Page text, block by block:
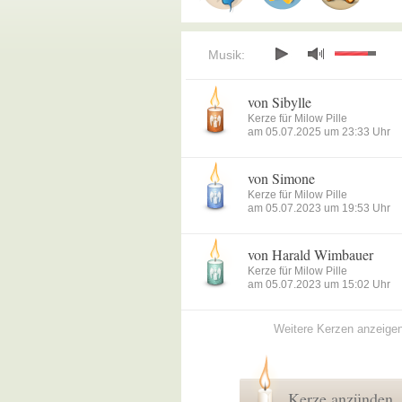
Musik:
von Sibylle
Kerze für Milow Pille
am 05.07.2025 um 23:33 Uhr
von Simone
Kerze für Milow Pille
am 05.07.2023 um 19:53 Uhr
von Harald Wimbauer
Kerze für Milow Pille
am 05.07.2023 um 15:02 Uhr
Weitere Kerzen